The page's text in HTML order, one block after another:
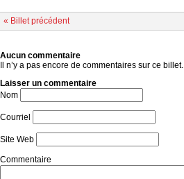
« Billet précédent
Aucun commentaire
Il n’y a pas encore de commentaires sur ce billet.
Laisser un commentaire
Nom
Courriel
Site Web
Commentaire